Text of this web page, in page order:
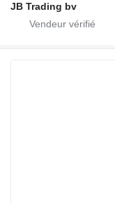
JB Trading bv